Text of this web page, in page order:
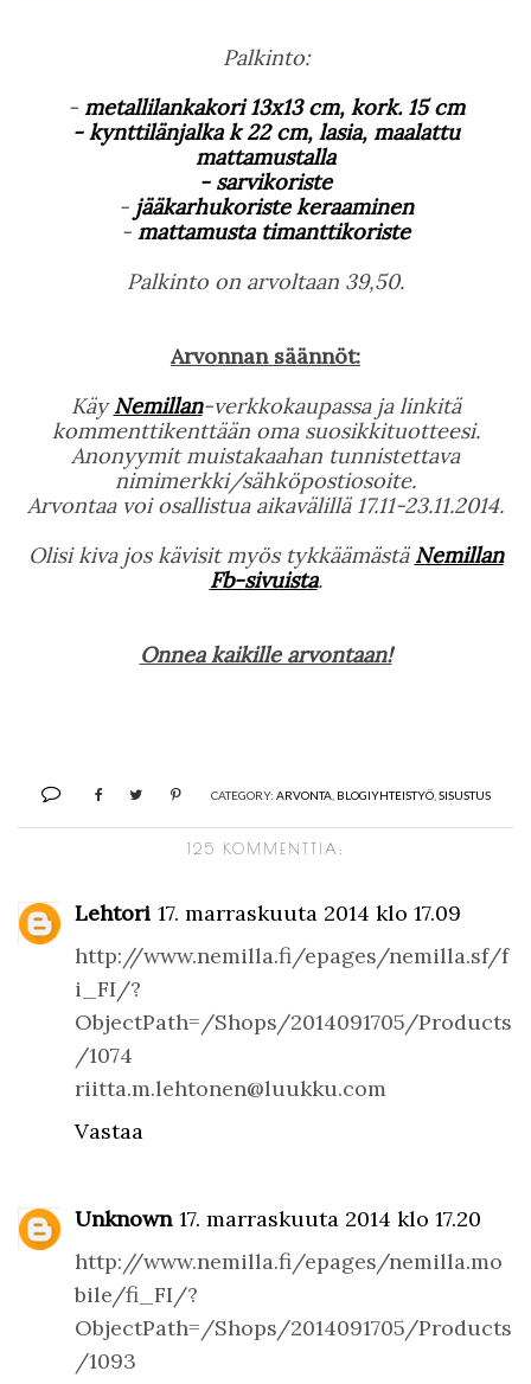
Palkinto:
- metallilankakori 13x13 cm, kork. 15 cm
- kynttilänjalka k 22 cm, lasia, maalattu
mattamustalla
- sarvikoriste
- jääkarhukoriste keraaminen
- mattamusta timanttikoriste
Palkinto on arvoltaan 39,50.
Arvonnan säännöt:
KäyNemillan-verkkokaupassa ja linkitä
kommenttikenttään oma suosikkituotteesi.
Anonyymit muistakaahan tunnistettava
nimimerkki/sähköpostiosoite.
Arvontaa voi osallistua aikavälillä 17.11-23.11.2014.
Olisi kiva jos kävisit myös tykkäämästä Nemillan
Fb-sivuista.
Onnea kaikille arvontaan!
CATEGORY: ARVONTA, BLOGIYHTEISTYÖ, SISUSTUS
125 KOMMENTTIA:
Lehtori 17. marraskuuta 2014 klo 17.09
http://www.nemilla.fi/epages/nemilla.sf/f
i_FI/?
ObjectPath=/Shops/2014091705/Products
/1074
riitta.m.lehtonen@luukku.com
Vastaa
Unknown 17. marraskuuta 2014 klo 17.20
http://www.nemilla.fi/epages/nemilla.mo
bile/fi_FI/?
ObjectPath=/Shops/2014091705/Products
/1093